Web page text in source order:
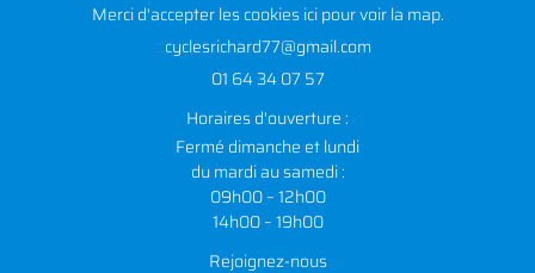
Merci d'accepter les cookiesicipour voir la map.
01 64 34 07 57
Horaires d'ouverture :
Fermé dimanche et lundi
du mardi au samedi :
09h00 – 12h00
14h00 – 19h00
Rejoignez-nous